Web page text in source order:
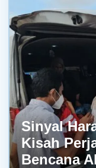
Sinyal
Kisah
Bencana